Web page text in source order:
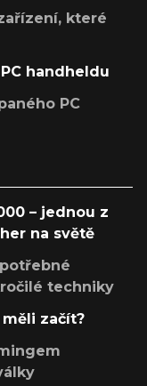
které
handheldu
PC
– jednou z
na světě
techniky
měli začít?